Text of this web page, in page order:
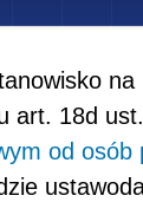
art. 18d
od osób